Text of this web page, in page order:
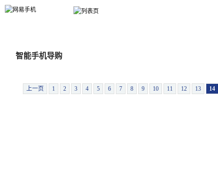
智能手机导购
上一页 1 2 3 4 5 6 7 8 9 10 11 12 13 14